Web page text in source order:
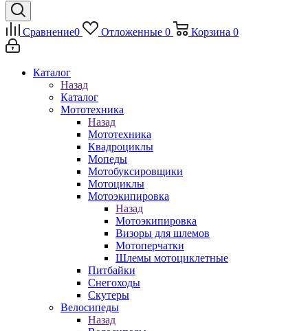
Сравнение0 Отложенные 0 Корзина 0
Каталог
Назад
Каталог
Мототехника
Назад
Мототехника
Квадроциклы
Мопеды
Мотобуксировщики
Мотоциклы
Мотоэкипировка
Назад
Мотоэкипировка
Визоры для шлемов
Мотоперчатки
Шлемы мотоциклетные
Питбайки
Снегоходы
Скутеры
Велосипеды
Назад